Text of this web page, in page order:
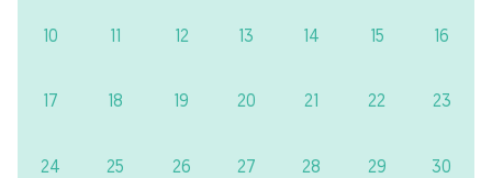
10 11 12 13 14 15 16
17 18 19 20 21 22 23
24 25 26 27 28 29 30